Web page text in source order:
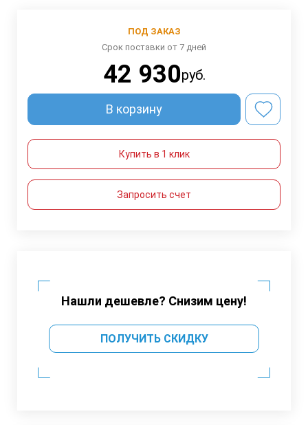
ПОД ЗАКАЗ
Срок поставки от 7 дней
42 930руб.
В корзину
Купить в 1 клик
Запросить счет
Нашли дешевле? Снизим цену!
ПОЛУЧИТЬ СКИДКУ